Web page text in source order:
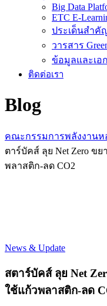
Big Data
ETC E-
ประเด็นสำคั
วารสาร
ข้อมูลและเอ
ติดต่อเรา
Blog
คณะกรรมการพลังงานห
ตาร์บัคส์ ลุย Net Zero ข
พลาสติก-ลด CO2
News & Update
สตาร์บัคส์ ลุย Net
ใช้แก้วพลาสติก-ลด